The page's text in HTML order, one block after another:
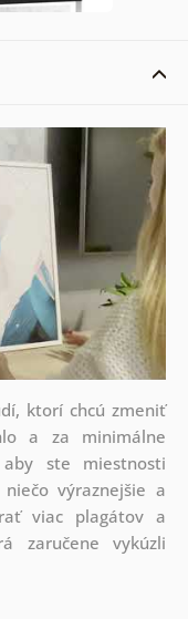
ktorí chcú zmeniť
a za minimálne
ste miestnosti
výraznejšie a
viac plagátov a
zaručene vykúzli